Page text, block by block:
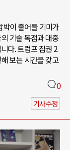
박이 줄어들 기미가
기술 독점과 대중
다. 트럼프 집권 2
보는 시간을 갖고
0
기사수정